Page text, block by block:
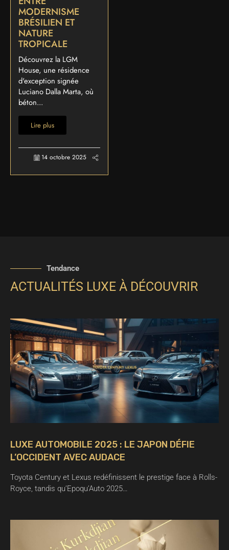
MODERNISME
BRÉSILIEN ET
NATURE
TROPICALE
Découvrez la LGM
House, une résidence
d'exception signée
Luciano Dalla Marta, où
béton...
Lire plus
14 octobre 2025
Tendance
ACTUALITÉS LUXE À DÉCOUVRIR
LUXE AUTOMOBILE 2025 : LE JAPON DÉFIE
L’OCCIDENT AVEC AUDACE
Toyota Century et Lexus redéfinissent le prestige face à Rolls-
Royce, tandis qu’Epoqu’Auto 2025…